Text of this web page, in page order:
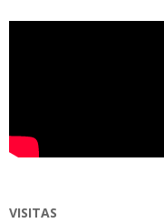
VISITAS